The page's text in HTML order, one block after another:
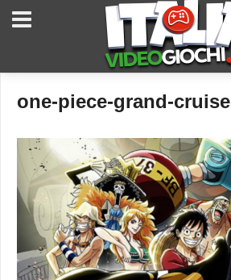
one-piece-grand-cruise